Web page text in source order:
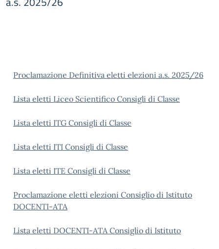
Proclamazione Definitiva eletti elezioni a.s. 2025/26
Lista eletti Liceo Scientifico Consigli di Classe
Lista eletti ITG Consigli di Classe
Lista eletti ITI Consigli di Classe
Lista eletti ITE Consigli di Classe
Proclamazione eletti elezioni Consiglio di Istituto
DOCENTI-ATA
Lista eletti DOCENTI-ATA Consiglio di Istituto